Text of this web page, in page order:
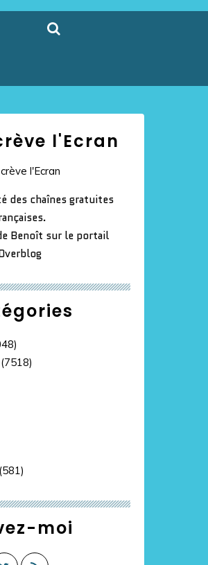
(7518)
(581)
l'Ecran
des chaînes gratuites
Benoît sur le portail
moi